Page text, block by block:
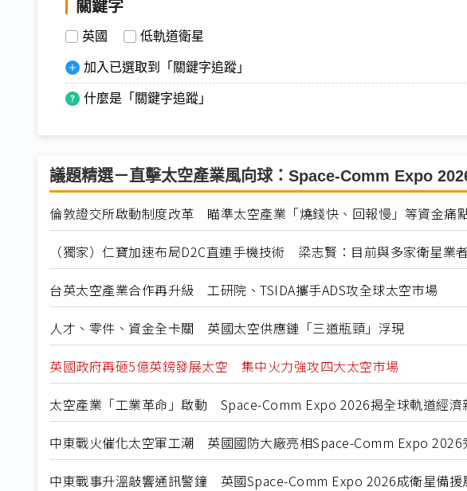
關鍵字
英國 低軌道衛星
加入已選取到「關鍵字追蹤」
什麼是「關鍵字追蹤」
議題精選－直擊太空產業風向球：Space-Comm Expo
倫敦證交所啟動制度改革 瞄準太空產業「燒錢快、回報慢」等資金痛
（獨家）仁寶加速布局D2C直連手機技術 梁志賢：目前與多家衛星業
台英太空產業合作再升級 工研院、TSIDA攜手ADS攻全球太空市場
人才、零件、資金全卡關 英國太空供應鏈「三道瓶頸」浮現
英國政府再砸5億英鎊發展太空 集中火力強攻四大太空市場
太空產業「工業革命」啟動 Space-Comm Expo 2026揭全球軌道經濟
中東戰火催化太空軍工潮 英國國防大廠亮相Space-Comm Expo 2026
中東戰事升溫敲響通訊警鐘 英國Space-Comm Expo 2026成衛星備援